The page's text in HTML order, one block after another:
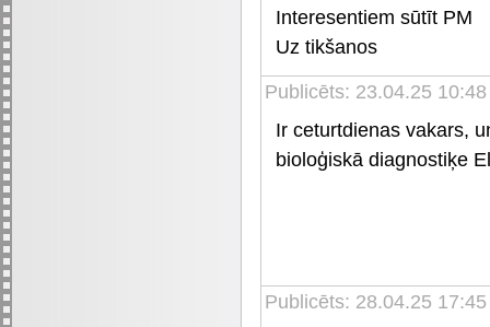
Interesentiem sūtīt PM
Uz tikšanos
Publicēts: 23.04.25 10:48
Ir ceturtdienas vakars,
bioloģiskā diagnostiķe
Publicēts: 28.04.25 17:45